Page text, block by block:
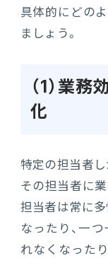
具体的にどの
ましょう。
（1）業
化
特定の担当者し
その担当者に
担当者は常に多
なったり、一
れなくなった